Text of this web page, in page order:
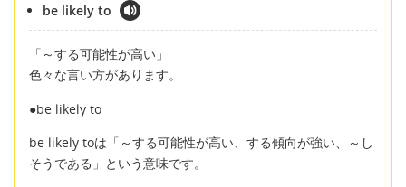
be likely to
「～する可能性が高い」
色々な言い方があります。
●be likely to
be likely toは「～する可能性が高い、する傾向が強い、～し
そうである」という意味です。